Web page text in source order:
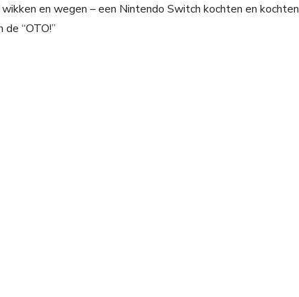
en wegen – een Nintendo Switch kochten en kochten
“OTO!”